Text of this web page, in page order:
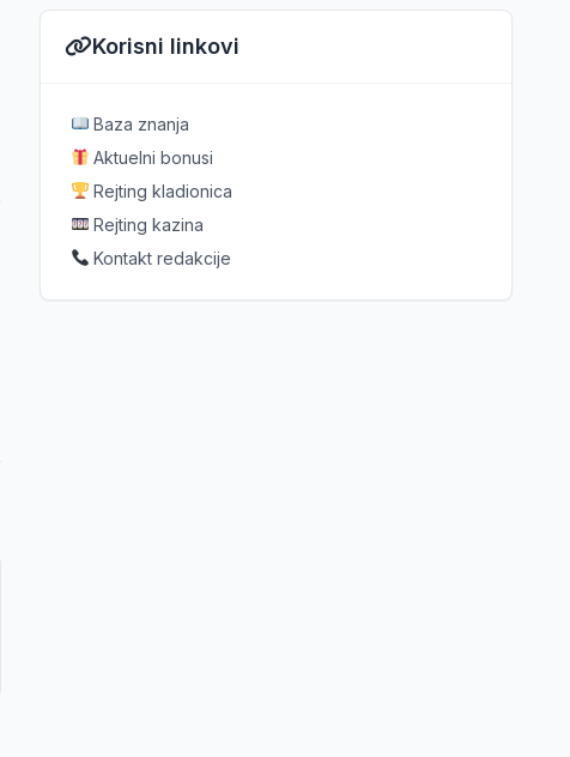
Korisni linkovi
Baza znanja
Aktuelni bonusi
Rejting kladionica
Rejting kazina
Kontakt redakcije